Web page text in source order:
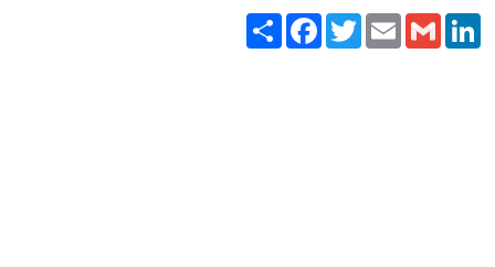
Paylaş FacebookTwitter Email Gmail